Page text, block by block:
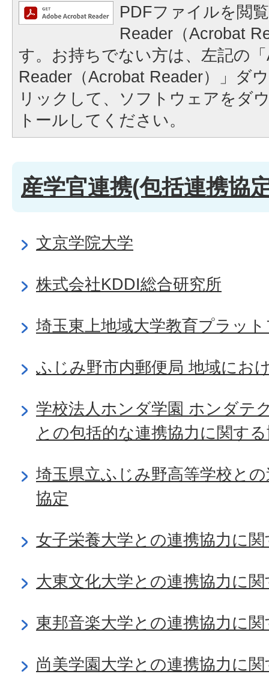
PDFファイルを閲
Reader（Acrobat
す。お持ちでない方は、左記の
Reader（Acrobat Reader）」ダ
リックして、ソフトウェアをダ
トールしてください。
産学官連携(包括連携協
文京学院大学
株式会社KDDI総合研究所
埼玉東上地域大学教育プラッ
ふじみ野市内郵便局 地域にお
学校法人ホンダ学園 ホンダテ
との包括的な連携協力に関す
埼玉県立ふじみ野高等学校と
協定
女子栄養大学との連携協力に
大東文化大学との連携協力に
東邦音楽大学との連携協力に
尚美学園大学との連携協力に